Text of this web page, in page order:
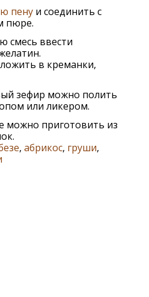
пену и соединить с
пюре.
смесь ввести
в креманки,
зефир можно полить
или ликером.
можно приготовить из
, абрикос, груши,